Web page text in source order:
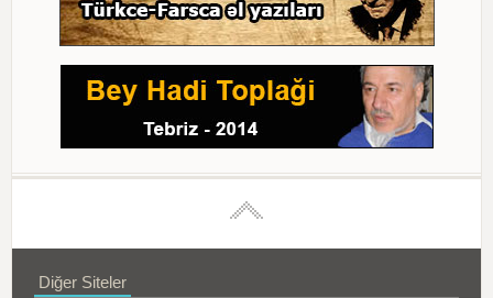
Diğer Siteler